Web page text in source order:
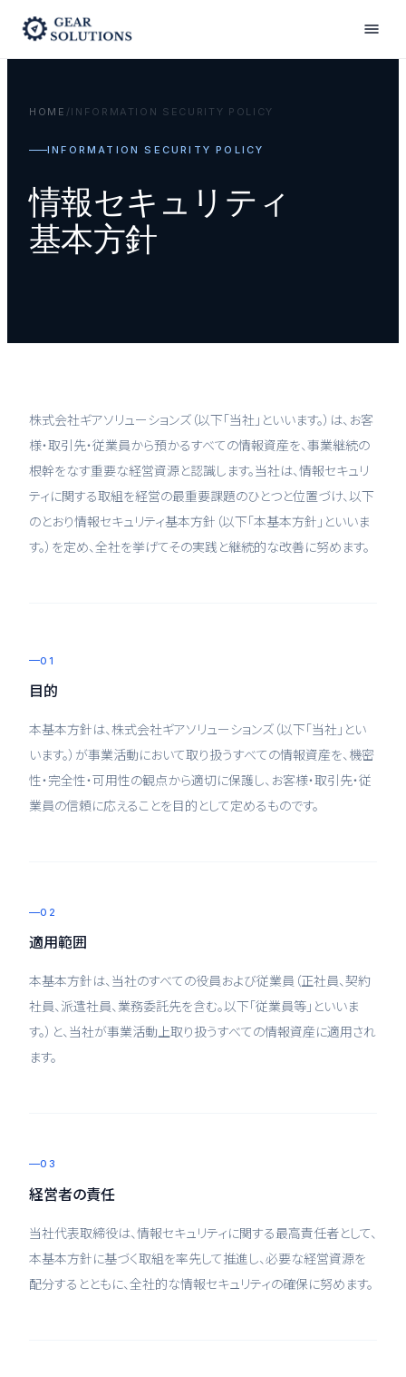
HOME / INFORMATION SECURITY POLICY
INFORMATION SECURITY POLICY
情報セキュリティ
基本方針
株式会社ギアソリューションズ（以下「当社」といいます。）は、お客
様・取引先・従業員から預かるすべての情報資産を、事業継続の
根幹をなす重要な経営資源と認識します。当社は、情報セキュリ
ティに関する取組を経営の最重要課題のひとつと位置づけ、以下
のとおり情報セキュリティ基本方針（以下「本基本方針」といいま
す。）を定め、全社を挙げてその実践と継続的な改善に努めます。
01
目的
本基本方針は、株式会社ギアソリューションズ（以下「当社」とい
います。）が事業活動において取り扱うすべての情報資産を、機密
性・完全性・可用性の観点から適切に保護し、お客様・取引先・従
業員の信頼に応えることを目的として定めるものです。
02
適用範囲
本基本方針は、当社のすべての役員および従業員（正社員、契約
社員、派遣社員、業務委託先を含む。以下「従業員等」といいま
す。）と、当社が事業活動上取り扱うすべての情報資産に適用され
ます。
03
経営者の責任
当社代表取締役は、情報セキュリティに関する最高責任者として、
本基本方針に基づく取組を率先して推進し、必要な経営資源を
配分するとともに、全社的な情報セキュリティの確保に努めます。